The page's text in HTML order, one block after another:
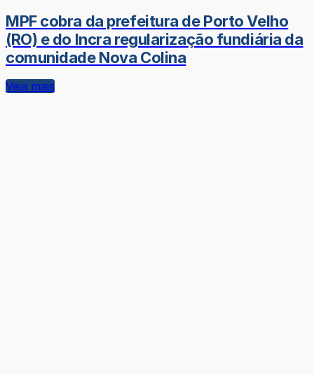
MPF cobra da prefeitura de Porto Velho
(RO) e do Incra regularização fundiária da
comunidade Nova Colina
Veja mais